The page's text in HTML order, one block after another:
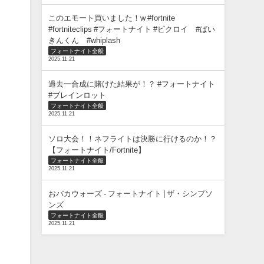
このエモート買いました！w #fortnite
#fortniteclips #フォートナイト #ビクロイ #ばい
きんくん #whiplash
フォートナイト全般
2025.11.21
過去一合成に賭けた結果が！？ #フォートナイト
#ブレインロット
フォートナイト全般
2025.11.21
ソロ大会！！ネフライトは決勝に行けるのか！？
【フォートナイト/Fortnite】
フォートナイト全般
2025.11.21
おバカウォーズ - フォートナイト | ザ・シンプソ
ンズ
フォートナイト全般
2025.11.21